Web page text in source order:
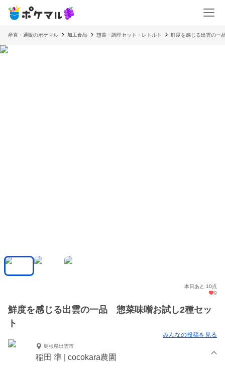
産直・通販のポケマル 加工食品 惣菜・調理セット・レトルト 鮮度を感じる出雲の一
本日あと 10点
9
鮮度を感じる出雲の一品 惣菜味噌お試し2種セッ
ト
みんなの投稿を見る
島根県出雲市
稲田 準 | cocokara農園